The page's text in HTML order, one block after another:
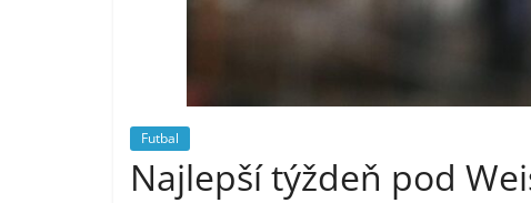
Futbal
Najlepší týždeň pod